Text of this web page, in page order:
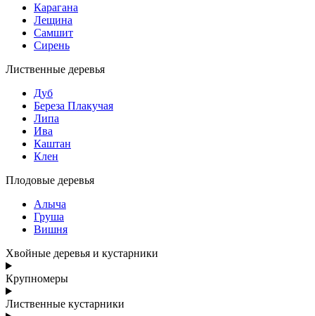
Карагана
Лещина
Самшит
Сирень
Лиственные деревья
Дуб
Береза Плакучая
Липа
Ива
Каштан
Клен
Плодовые деревья
Алыча
Груша
Вишня
Хвойные деревья и кустарники
Крупномеры
Лиственные кустарники